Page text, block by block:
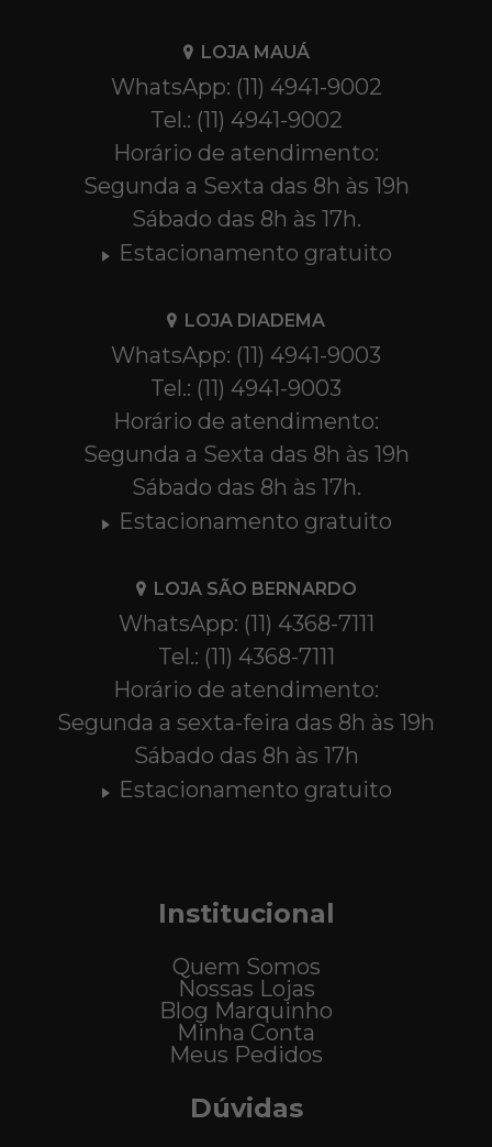
LOJA MAUÁ
WhatsApp: (11) 4941-9002
Tel.: (11) 4941-9002
Horário de atendimento:
Segunda a Sexta das 8h às 19h
Sábado das 8h às 17h.
Estacionamento gratuito
LOJA DIADEMA
WhatsApp: (11) 4941-9003
Tel.: (11) 4941-9003
Horário de atendimento:
Segunda a Sexta das 8h às 19h
Sábado das 8h às 17h.
Estacionamento gratuito
LOJA SÃO BERNARDO
WhatsApp: (11) 4368-7111
Tel.: (11) 4368-7111
Horário de atendimento:
Segunda a sexta-feira das 8h às 19h
Sábado das 8h às 17h
Estacionamento gratuito
Institucional
Quem Somos
Nossas Lojas
Blog Marquinho
Minha Conta
Meus Pedidos
Dúvidas